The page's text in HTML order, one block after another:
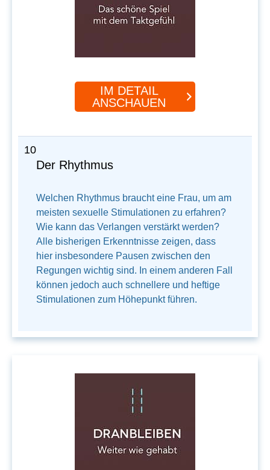
IM DETAIL
ANSCHAUEN
10
Der Rhythmus
Welchen Rhythmus braucht eine Frau, um am
meisten sexuelle Stimulationen zu erfahren?
Wie kann das Verlangen verstärkt werden?
Alle bisherigen Erkenntnisse zeigen, dass
hier insbesondere Pausen zwischen den
Regungen wichtig sind. In einem anderen Fall
können jedoch auch schnellere und heftige
Stimulationen zum Höhepunkt führen.